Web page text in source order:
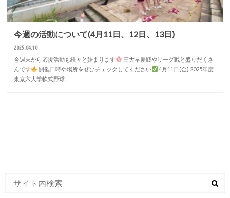
今週の活動について(4月11日、12日、13日)
2025.04.10
今週末から応援活動も続々と始まります
三大早慶戦やリーグ戦と盛りだくさ
んです
開催日時や場所をぜひチェックしてください
4月11日(金) 2025年度
東京六大学軟式野球…